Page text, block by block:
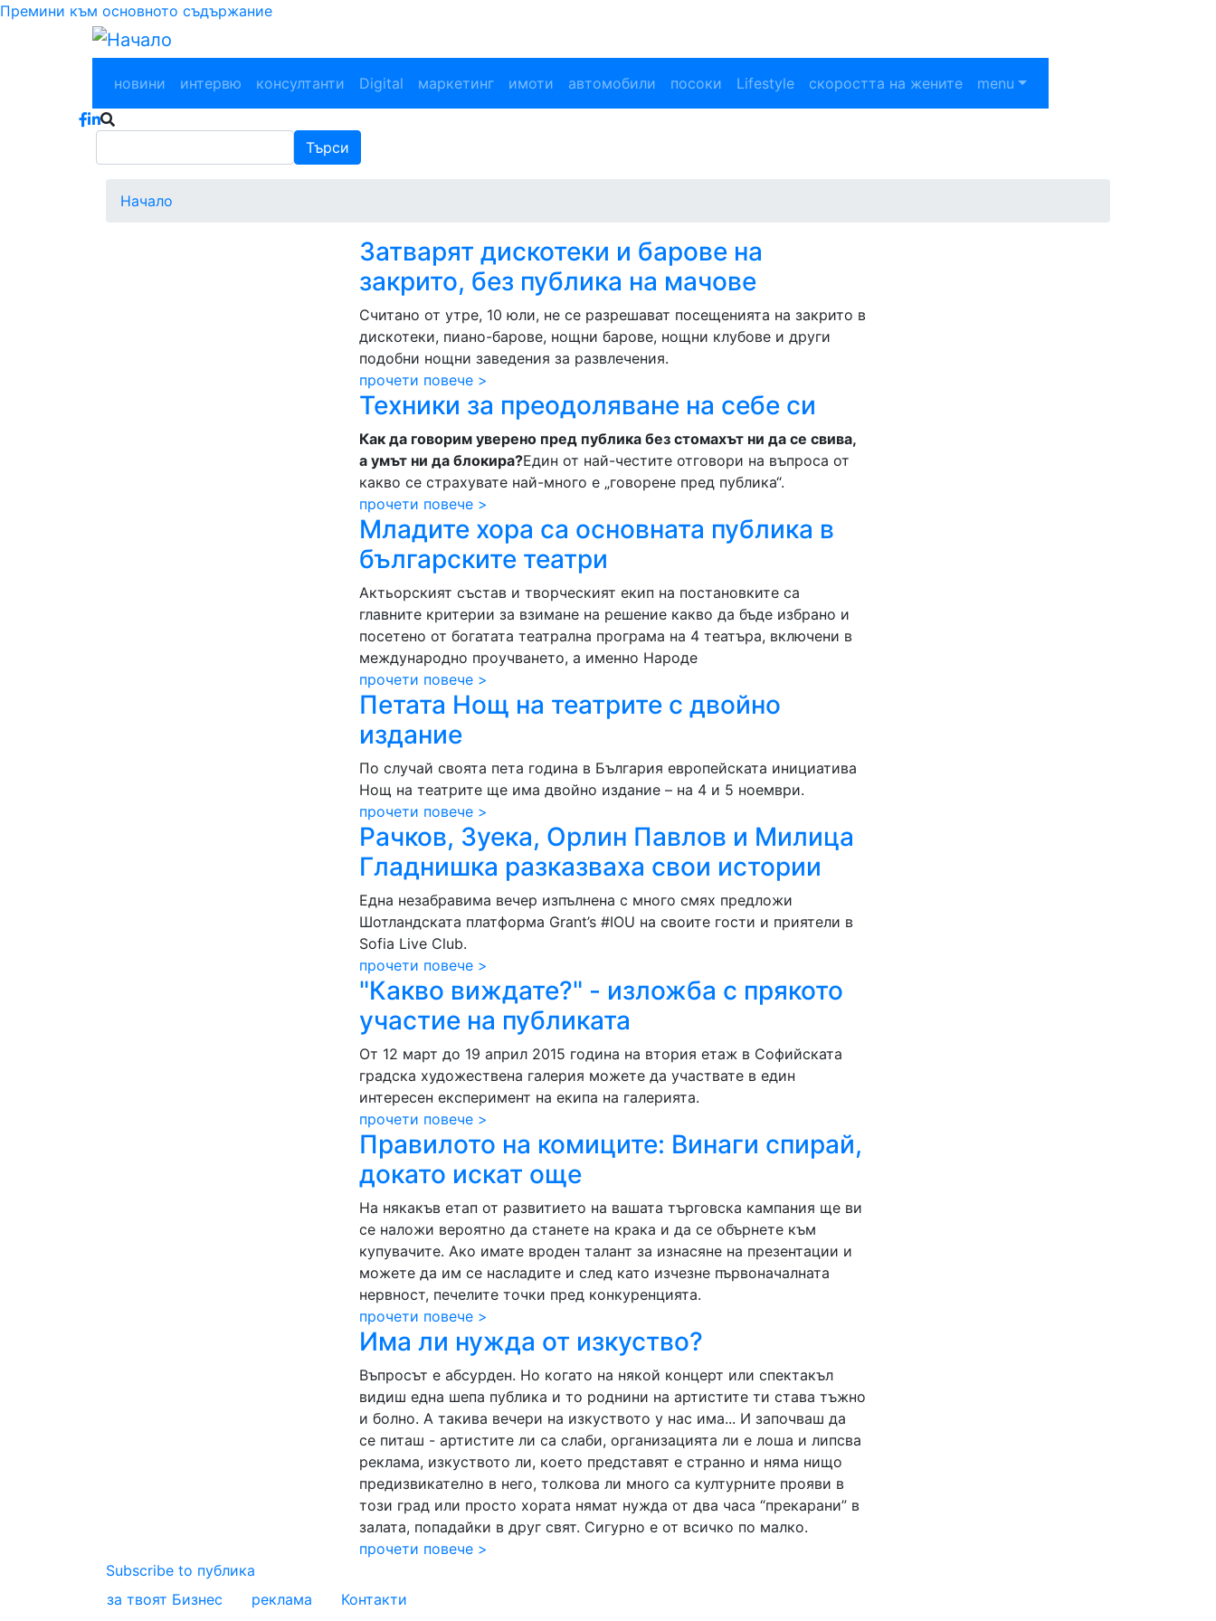
Премини към основното съдържание
Main navigation
новини интервю консултанти Digital маркетинг имоти автомобили посоки Lifestyle скоростта на жените menu
Търси
Начало
Затварят дискотеки и барове на
закрито, без публика на мачове
Считано от утре, 10 юли, не се разрешават посещенията на закрито в
дискотеки, пиано-барове, нощни барове, нощни клубове и други
подобни нощни заведения за развлечения.
прочети повече >
Техники за преодоляване на себе си
Как да говорим уверено пред публика без стомахът ни да се свива,
а умът ни да блокира?Един от най-честите отговори на въпроса от
какво се страхувате най-много е „говорене пред публика“.
прочети повече >
Младите хора са основната публика в
българските театри
Актьорският състав и творческият екип на постановките са
главните критерии за взимане на решение какво да бъде избрано и
посетено от богатата театрална програма на 4 театъра, включени в
международно проучването, а именно Народе
прочети повече >
Петата Нощ на театрите с двойно
издание
По случай своята пета година в България европейската инициатива
Нощ на театрите ще има двойно издание – на 4 и 5 ноември.
прочети повече >
Рачков, Зуека, Орлин Павлов и Милица
Гладнишка разказваха свои истории
Една незабравима вечер изпълнена с много смях предложи
Шотландската платформа Grant’s #IOU на своите гости и приятели в
Sofia Live Club.
прочети повече >
"Какво виждате?" - изложба с прякото
участие на публиката
От 12 март до 19 април 2015 година на втория етаж в Софийската
градска художествена галерия можете да участвате в един
интересен експеримент на екипа на галерията.
прочети повече >
Правилото на комиците: Винаги спирай,
докато искат още
На някакъв етап от развитието на вашата търговска кампания ще ви
се наложи вероятно да станете на крака и да се обърнете към
купувачите. Ако имате вроден талант за изнасяне на презентации и
можете да им се насладите и след като изчезне първоначалната
нервност, печелите точки пред конкуренцията.
прочети повече >
Има ли нужда от изкуство?
Въпросът е абсурден. Но когато на някой концерт или спектакъл
видиш една шепа публика и то роднини на артистите ти става тъжно
и болно. А такива вечери на изкуството у нас има... И започваш да
се питаш - артистите ли са слаби, организацията ли е лоша и липсва
реклама, изкуството ли, което представят е странно и няма нищо
предизвикателно в него, толкова ли много са културните прояви в
този град или просто хората нямат нужда от два часа “прекарани” в
залата, попадайки в друг свят. Сигурно е от всичко по малко.
прочети повече >
Subscribe to публика
за твоят Бизнес
реклама Контакти